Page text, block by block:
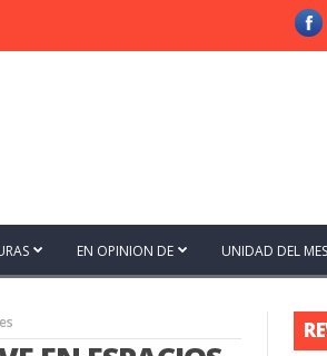
EN OPINION DE UNIDAD DEL MES